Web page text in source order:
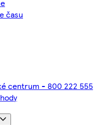
času
centrum - 800 222 555